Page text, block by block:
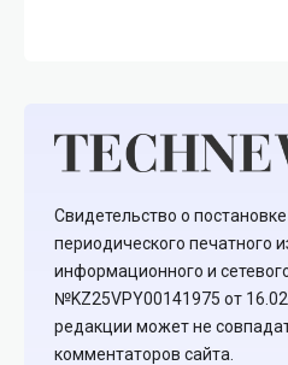
Свидетельство о
периодического печатного
информационного и
№KZ25VPY00141975 от
редакции может не
комментаторов сайта.